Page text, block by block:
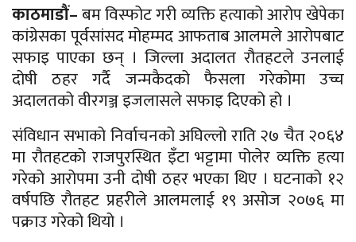
काठमाडौं–बम विस्फोट गरी व्यक्ति हत्याको आरोप खेपेका
कांग्रेसका पूर्वसांसद मोहम्मद आफताब आलमले आरोपबाट
सफाइ पाएका छन् । जिल्ला अदालत रौतहटले उनलाई
दोषी ठहर गर्दै जन्मकैदको फैसला गरेकोमा उच्च
अदालतको वीरगञ्ज इजलासले सफाइ दिएको हो ।
संविधान सभाको निर्वाचनको अघिल्लो राति २७ चैत २०६४
मा रौतहटको राजपुरस्थित इँटा भट्टामा पोलेर व्यक्ति हत्या
गरेको आरोपमा उनी दोषी ठहर भएका थिए । घटनाको १२
वर्षपछि रौतहट प्रहरीले आलमलाई १९ असोज २०७६ मा
पक्राउ गरेको थियो ।